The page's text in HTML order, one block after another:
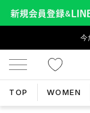
今
TOP WOMEN